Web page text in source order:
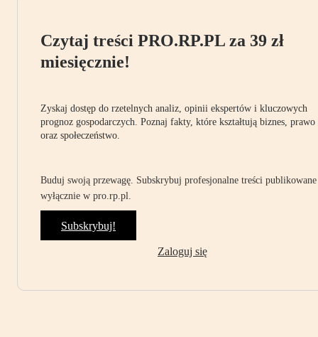
Czytaj treści PRO.RP.PL za 39 zł
miesięcznie!
Zyskaj dostęp do rzetelnych analiz, opinii ekspertów i kluczowych
prognoz gospodarczych. Poznaj fakty, które kształtują biznes, prawo
oraz społeczeństwo.
Buduj swoją przewagę. Subskrybuj profesjonalne treści publikowane
wyłącznie w pro.rp.pl.
Subskrybuj!
Zaloguj się